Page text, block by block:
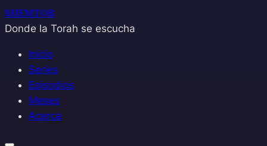
SHEMTOB
Donde la Torah se escucha
Inicio
Series
Episodios
Meses
Acerca